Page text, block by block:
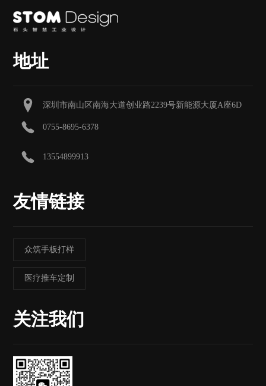
地址
深圳市南山区南海大道创业路2239号新能源大厦A座6D
0755-8695-6378
13554899913
友情链接
众筑手板打样
医疗推车定制
关注我们